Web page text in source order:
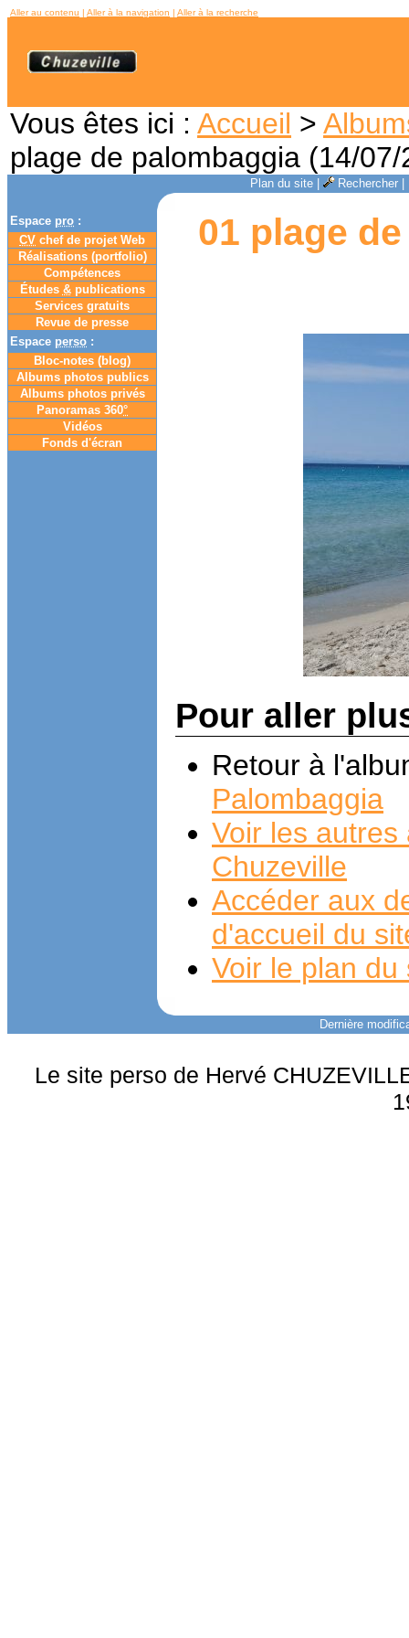
Aller au contenu | Aller à la navigation | Aller à la recherche
Vous êtes ici : Accueil >
plage de palombaggia (14/07/
Plan du site| Rechercher|
Espace pro :
CV chef de projet Web
Réalisations (portfolio)
Compétences
Études &publications
Services gratuits
Revue de presse
Espace perso :
Bloc-notes (blog)
Albums photos publics
Albums photos privés
Panoramas 360°
Vidéos
Fonds d'écran
01 plage
Pour aller
Retour à
Palombaggia
Voir les
Chuzeville
Accéder aux
d'accueil du
Voir le plan du
Dernière
Le site perso de Hervé